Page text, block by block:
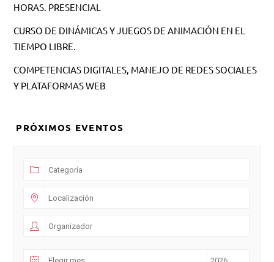
HORAS. PRESENCIAL
CURSO DE DINÁMICAS Y JUEGOS DE ANIMACIÓN EN EL
TIEMPO LIBRE.
COMPETENCIAS DIGITALES, MANEJO DE REDES SOCIALES
Y PLATAFORMAS WEB
PRÓXIMOS EVENTOS